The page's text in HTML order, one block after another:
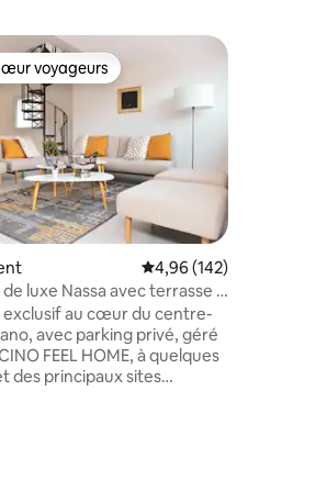
base de 172 commentaires : 4,97 sur 5
voyageurs
voyageurs
Évaluation moyenne
4,96 (142)
luxe Nassa avec terrasse à
exclusif au cœur du centre-
avec parking privé, géré
FEEL HOME, à quelques
des principaux sites